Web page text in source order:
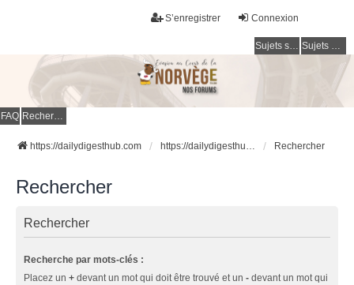
Connexion
S’enregistrer
Sujets sans réponse Sujets actifs
FAQ Rechercher
https://dailydigesthub.com https://dailydigesthub.com Rechercher
Rechercher
Rechercher
Recherche par mots-clés :
Placez un + devant un mot qui doit être trouvé et un - devant un mot qui